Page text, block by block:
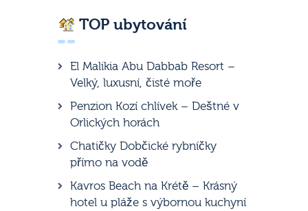
TOP ubytování
El Malikia Abu Dabbab Resort –
Velký, luxusní, čisté moře
Penzion Kozí chlívek – Deštné v
Orlických horách
Chatičky Dobčické rybníčky
přímo na vodě
Kavros Beach na Krétě – Krásný
hotel u pláže s výbornou kuchyní